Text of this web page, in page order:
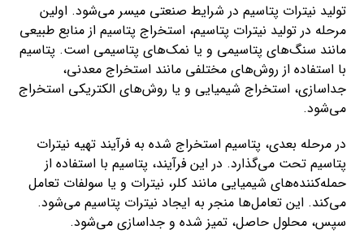
تولید نیترات پتاسیم در شرایط صنعتی میسر می‌شود. اولین
مرحله در تولید نیترات پتاسیم، استخراج پتاسیم از منابع طبیعی
مانند سنگ‌های پتاسیمی و یا نمک‌های پتاسیمی است. پتاسیم
با استفاده از روش‌های مختلفی مانند استخراج معدنی،
جداسازی، استخراج شیمیایی و یا روش‌های الکتریکی استخراج
می‌شود.
در مرحله بعدی، پتاسیم استخراج شده به فرآیند تهیه نیترات
پتاسیم تحت می‌گذارد. در این فرآیند، پتاسیم با استفاده از
حمله‌کننده‌های شیمیایی مانند کلر، نیترات و یا سولفات تعامل
می‌کند. این تعامل‌ها منجر به ایجاد نیترات پتاسیم می‌شود.
سپس، محلول حاصل، تمیز شده و جداسازی می‌شود.